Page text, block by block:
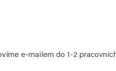
e-mailem do 1-2